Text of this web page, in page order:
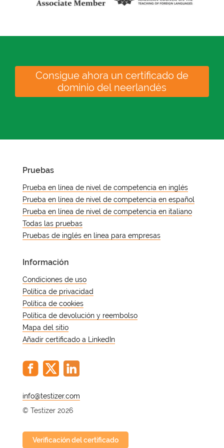
Consigue ahora un certificado de
dominio del neerlandés
Pruebas
Prueba en línea de nivel de competencia en inglés
Prueba en línea de nivel de competencia en español
Prueba en línea de nivel de competencia en italiano
Todas las pruebas
Pruebas de inglés en línea para empresas
Información
Condiciones de uso
Política de privacidad
Política de cookies
Política de devolución y reembolso
Mapa del sitio
Añadir certificado a LinkedIn
@
© Testizer 2026
Verificación del certificado